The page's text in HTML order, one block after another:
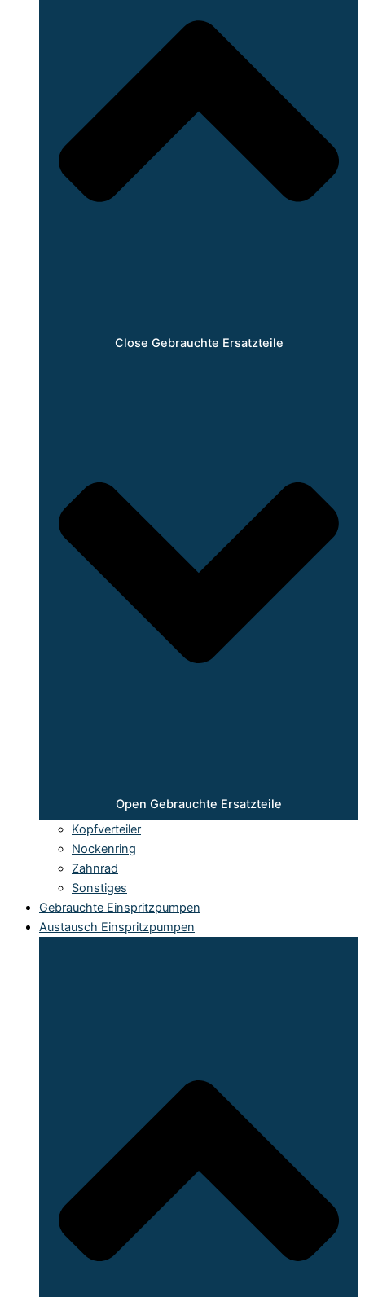
Close Gebrauchte Ersatzteile
Open Gebrauchte Ersatzteile
Kopfverteiler
Nockenring
Zahnrad
Sonstiges
Gebrauchte Einspritzpumpen
Austausch Einspritzpumpen